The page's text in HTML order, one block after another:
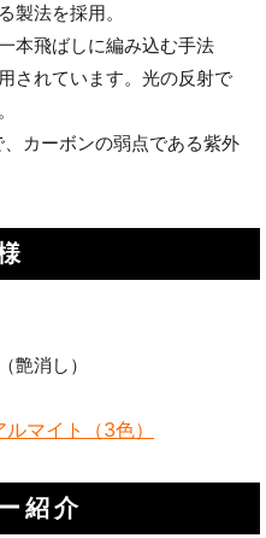
製法を採用。
本飛ばしに編み込む手法
されています。光の反射で
カーボンの弱点である紫外
艶消し）
マイト（3色）
紹介